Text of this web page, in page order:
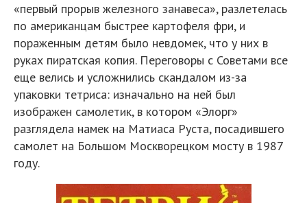
«первый прорыв железного занавеса», разлетелась
по американцам быстрее картофеля фри, и
пораженным детям было невдомек, что у них в
руках пиратская копия. Переговоры с Советами все
еще велись и усложнились скандалом из-за
упаковки тетриса: изначально на ней был
изображен самолетик, в котором «Элорг»
разглядела намек на Матиаса Руста, посадившего
самолет на Большом Москворецком мосту в 1987
году.